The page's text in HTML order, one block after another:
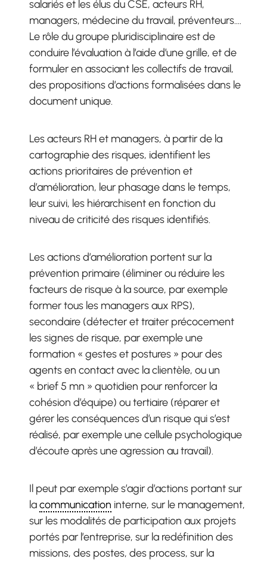
salariés et les élus du CSE, acteurs RH,
managers, médecine du travail, préventeurs….
Le rôle du groupe pluridisciplinaire est de
conduire l’évaluation à l’aide d’une grille, et de
formuler en associant les collectifs de travail,
des propositions d’actions formalisées dans le
document unique.
Les acteurs RH et managers, à partir de la
cartographie des risques, identifient les
actions prioritaires de prévention et
d’amélioration, leur phasage dans le temps,
leur suivi, les hiérarchisent en fonction du
niveau de criticité des risques identifiés.
Les actions d’amélioration portent sur la
prévention primaire (éliminer ou réduire les
facteurs de risque à la source, par exemple
former tous les managers aux RPS),
secondaire (détecter et traiter précocement
les signes de risque, par exemple une
formation « gestes et postures » pour des
agents en contact avec la clientèle, ou un
« brief 5 mn » quotidien pour renforcer la
cohésion d’équipe) ou tertiaire (réparer et
gérer les conséquences d’un risque qui s’est
réalisé, par exemple une cellule psychologique
d’écoute après une agression au travail).
Il peut par exemple s’agir d’actions portant sur
lacommunication interne, sur le management,
sur les modalités de participation aux projets
portés par l’entreprise, sur la redéfinition des
missions, des postes, des process, sur la